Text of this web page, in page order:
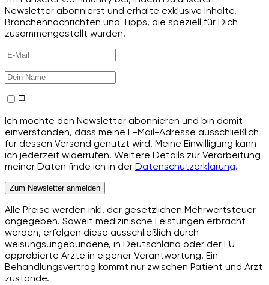
Newsletter abonnierst und erhalte exklusive Inhalte,
Branchennachrichten und Tipps, die speziell für Dich
zusammengestellt wurden.
Ich möchte den Newsletter abonnieren und bin damit
einverstanden, dass meine E-Mail-Adresse ausschließlich
für dessen Versand genutzt wird. Meine Einwilligung kann
ich jederzeit widerrufen. Weitere Details zur Verarbeitung
meiner Daten finde ich in der Datenschutzerklärung.
Zum Newsletter anmelden
Alle Preise werden inkl. der gesetzlichen Mehrwertsteuer
angegeben. Soweit medizinische Leistungen erbracht
werden, erfolgen diese ausschließlich durch
weisungsungebundene, in Deutschland oder der EU
approbierte Ärzte in eigener Verantwortung. Ein
Behandlungsvertrag kommt nur zwischen Patient und Arzt
zustande.